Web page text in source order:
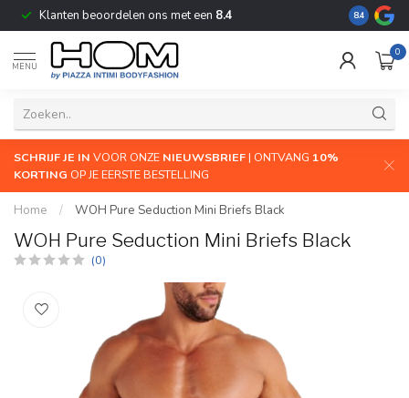
Klanten beoordelen ons met een 8.4 De
8.4
MENU
0
SCHRIJF JE IN VOOR ONZE NIEUWSBRIEF| ONTVANG 10%
KORTING OP JE EERSTE BESTELLING
Home / WOH Pure Seduction Mini Briefs Black
WOH Pure Seduction Mini Briefs Black
(0)